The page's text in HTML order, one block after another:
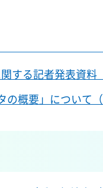
する記者発表資料
の概要」について